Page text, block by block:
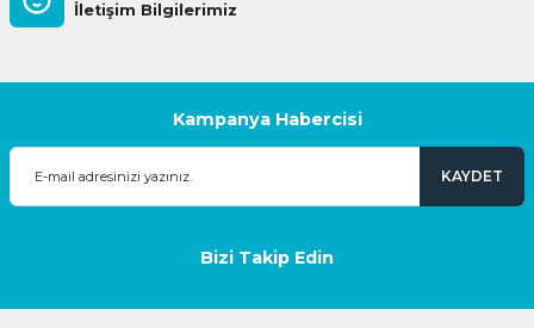
İletişim Bilgilerimiz
Kampanya Habercisi
KAYDET
Bizi Takip Edin